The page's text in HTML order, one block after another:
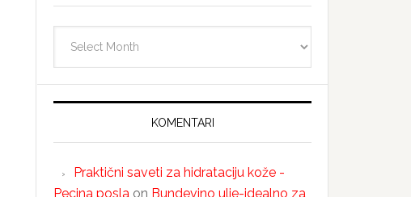
KOMENTARI
Praktični saveti za hidrataciju kože -
Pecina posla on Bundevino ulje-idealno za